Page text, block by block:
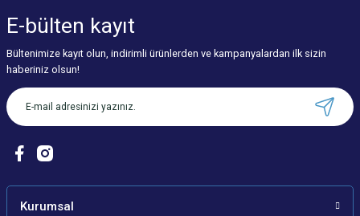
Görüş ve önerileriniz için teşekkür ederiz.
Ürün resmi kalitesiz, bozuk veya görüntülenemiyor.
Ürün açıklamasında eksik bilgiler bulunuyor.
Ürün bilgilerinde hatalar bulunuyor.
Bu ürüne benzer farklı alternatifler olmalı.
E-bülten kayıt
Bültenimize kayıt olun, indirimli ürünlerden ve kampanyalardan ilk sizin
haberiniz olsun!
Kurumsal